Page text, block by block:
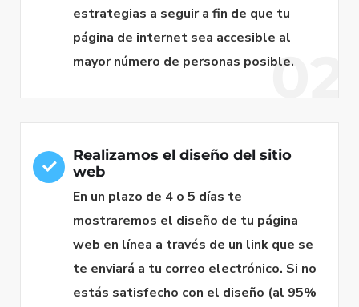
02
estrategias a seguir a fin de que tu
página de internet sea accesible al
mayor número de personas posible.
Realizamos el diseño del sitio
web
En un plazo de 4 o 5 días te
mostraremos el diseño de tu página
web en línea a través de un link que se
te enviará a tu correo electrónico. Si no
estás satisfecho con el diseño (al 95%